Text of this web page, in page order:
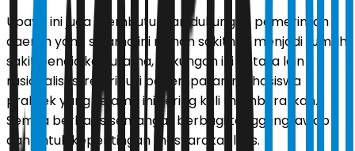
Upaya ini juga membutuhkan dukungan pemerintah
daerah yang selama ini rumah sakitnya menjadi rumah
sakit pendidikan utama, dukungan ini antara lain
rasionalisasi restribusi penempatan mahasiswa
praktek yang selama ini sering kali memberatkan.
Semua berbasis semangat berbagi tanggung jawab
dan untuk kepentingan masyarakat luas.